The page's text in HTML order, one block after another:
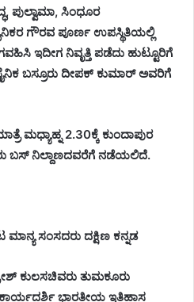
ಪುಲ್ವಾಮಾ, ಸಿಂಧೂರ
ಗೌರವ ಪೂರ್ಣ ಉಪಸ್ಥಿತಿಯಲ್ಲಿ
ಇದೀಗ ನಿವೃತ್ತಿ ಪಡೆದು ಹುಟ್ಟೂರಿಗೆ
ಬಸ್ರೂರು ದೀಪಕ್ ಕುಮಾರ್ ಅವರಿಗೆ
ಮಧ್ಯಾಹ್ನ 2.30ಕ್ಕೆ ಕುಂದಾಪುರ
ಬಸ್ ನಿಲ್ದಾಣದವರೆಗೆ ನಡೆಯಲಿದೆ.
ಸಂಸದರು ದಕ್ಷಿಣ ಕನ್ನಡ
ಕುಲಸಚಿವರು ತುಮಕೂರು
ಕಾರ್ಯದರ್ಶಿ ಭಾರತೀಯ ಇತಿಹಾಸ